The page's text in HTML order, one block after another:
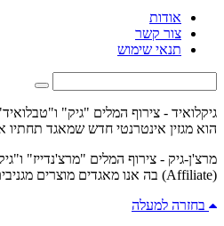
אודות
צור קשר
תנאי שימוש
גיקלואיד - צירוף המלים "גיק"
הוא מגזין אינטרנטי חדש שמאגד תחתיו
מרצ'ן-גיק - צירוף המלים "מרצ'נדייז"
(Affiliate) בה אנו מאגדים מוצרים מגניבים מרחבי הרשת.
בחזרה למעלה